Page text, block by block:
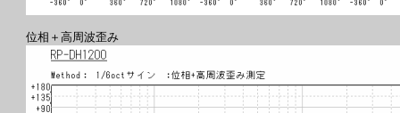
位相＋高周波歪み